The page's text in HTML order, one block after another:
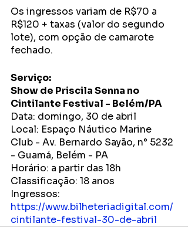
Os ingressos variam de R$70 a
R$120 + taxas (valor do segundo
lote), com opção de camarote
fechado.
Serviço:
Show de Priscila Senna no
Cintilante Festival - Belém/PA
Data: domingo, 30 de abril
Local: Espaço Náutico Marine
Club - Av. Bernardo Sayão, n° 5232
- Guamá, Belém - PA
Horário: a partir das 18h
Classificação: 18 anos
Ingressos:
https://www.bilheteriadigital.com/
cintilante-festival-30-de-abril